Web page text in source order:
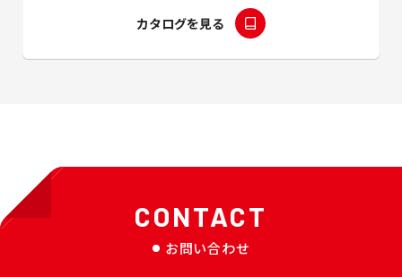
カタログを見る
CONTACT
お問い合わせ